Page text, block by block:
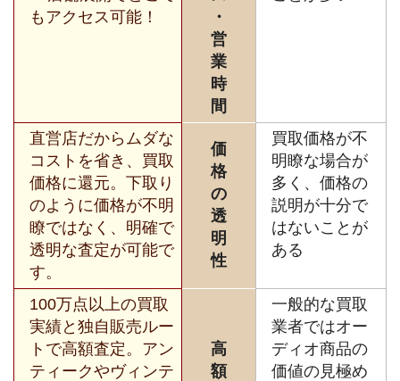
もアクセス可能！
・
営
業
時
間
直営店だからムダな
コストを省き、買取
価格に還元。下取り
のように価格が不明
瞭ではなく、明確で
透明な査定が可能で
す。
価
格
の
透
明
性
買取価格が不
明瞭な場合が
多く、価格の
説明が十分で
はないことが
ある
100万点以上の買取
実績と独自販売ルー
トで高額査定。アン
ティークやヴィンテ
高
額
一般的な買取
業者ではオー
ディオ商品の
価値の見極め